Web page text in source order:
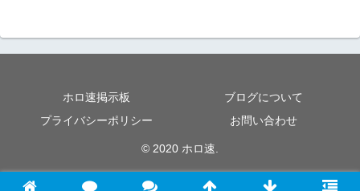
ホロ速掲示板
ブログについて
プライバシーポリシー
お問い合わせ
© 2020 ホロ速.